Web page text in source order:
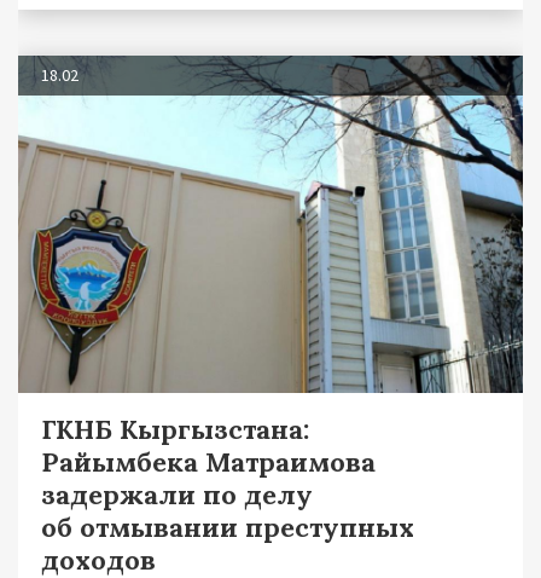
18.02
ГКНБ Кыргызстана:
Райымбека Матраимова
задержали по делу
об отмывании преступных
доходов